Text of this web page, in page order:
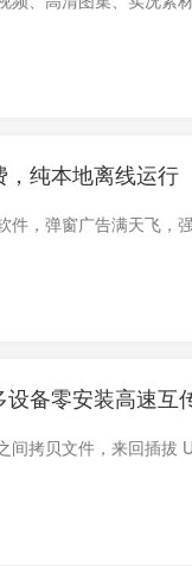
纯本地离线运行
备零安装高速互